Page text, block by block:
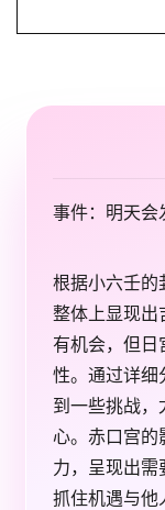
事件：明天会
根据小六壬的
整体上显现出
有机会，但日
性。通过详细
到一些挑战
心。赤口宫的
力，呈现出需
抓住机遇与他